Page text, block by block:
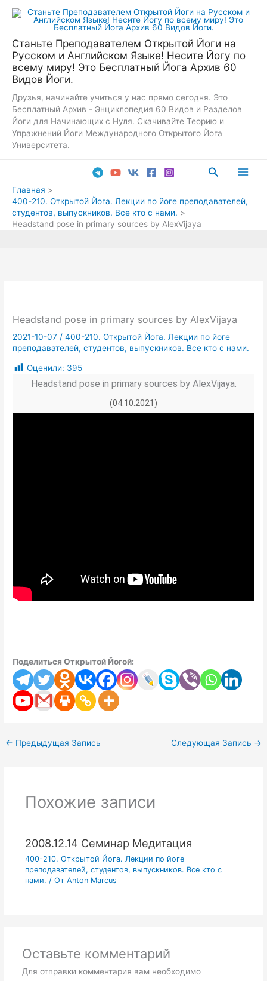
Перейти
Станьте Преподавателем Открытой Йоги на
Русском и Английском Языке! Несите Йогу по
всему миру! Это Бесплатный Йога Архив 60
Видов Йоги.
Друзья, начинайте учиться у нас прямо сегодня. Это
Бесплатный Архив - Энциклопедия 60 Видов и Разделов
Йоги для Начинающих с Нуля. Скачивайте Теорию и
Упражнений Йоги Международного Открытого Йога
Университета.
Поиск
Главная
400-210. Открытой Йога. Лекции по йоге преподавателей,
студентов, выпускников. Все кто с нами.
Headstand pose in primary sources by AlexVijaya
Headstand pose in primary sources by AlexVijaya
2021-10-07 /400-210. Открытой Йога. Лекции по йоге
преподавателей, студентов, выпускников. Все кто с нами.
Оценили: 395
Headstand pose in primary sources by AlexVijaya.
(04.10.2021)
Поделиться Открытой Йогой:
← Предыдущая Запись Следующая Запись →
Похожие записи
2008.12.14 Семинар Медитация
400-210. Открытой Йога. Лекции по йоге
преподавателей, студентов, выпускников. Все кто с
нами. / От Anton Marcus
Оставьте комментарий
Для отправки комментария вам необходимо